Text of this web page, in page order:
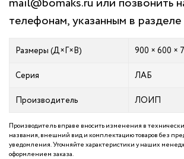
телефонам, указанным в разделе
Размеры (Д×Г×В) 900 × 600 ×
Серия ЛАБ
Производитель ЛОИП
Производитель вправе вносить изменения в
названия, внешний вид и комплектацию товаров без
уведомления. Уточняйте характеристики у наших
оформлением заказа.